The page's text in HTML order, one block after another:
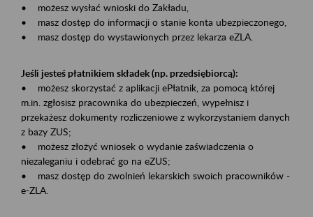
• możesz wysłać wnioski do Zakładu,
• masz dostęp do informacji o stanie konta ubezpieczonego,
• masz dostęp do wystawionych przez lekarza eZLA.
Jeśli jesteś płatnikiem składek (np. przedsiębiorcą):
• możesz skorzystać z aplikacji ePłatnik, za pomocą której
m.in. zgłosisz pracownika do ubezpieczeń, wypełnisz i
przekażesz dokumenty rozliczeniowe z wykorzystaniem danych
z bazy ZUS;
• możesz złożyć wniosek o wydanie zaświadczenia o
niezaleganiu i odebrać go na eZUS;
• masz dostęp do zwolnień lekarskich swoich pracowników -
e-ZLA.